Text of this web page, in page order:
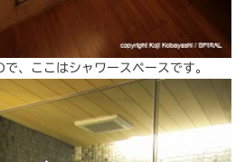
、ここはシャワースペースです。